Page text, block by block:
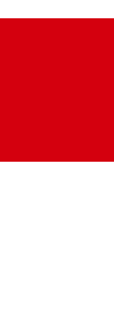
области на сайте